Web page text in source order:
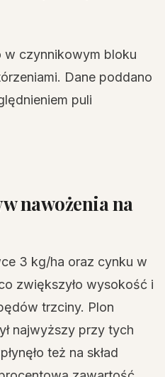
w czynnikowym bloku
Dane poddano
puli
nawożenia na
3 kg/ha oraz cynku w
zwiększyło wysokość i
trzciny. Plon
najwyższy przy tych
też na skład